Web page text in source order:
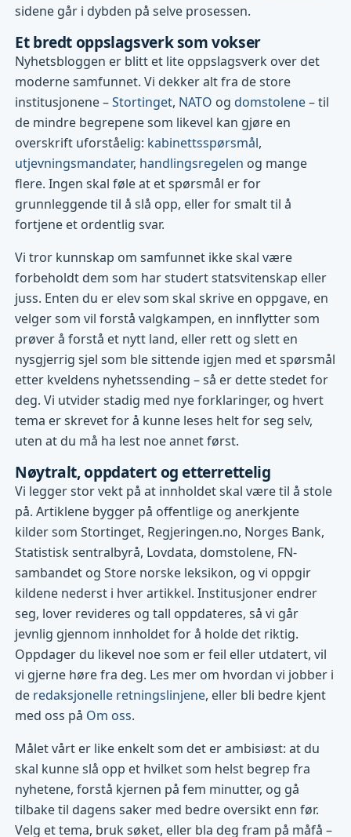
sidene går i dybden på selve prosessen.
Et bredt oppslagsverk som vokser
Nyhetsbloggen er blitt et lite oppslagsverk over det
moderne samfunnet. Vi dekker alt fra de store
institusjonene –Stortinget, NATO ogdomstolene– til
de mindre begrepene som likevel kan gjøre en
overskrift uforståelig: kabinettsspørsmål,
utjevningsmandater, handlingsregelen og mange
flere. Ingen skal føle at et spørsmål er for
grunnleggende til å slå opp, eller for smalt til å
fortjene et ordentlig svar.
Vi tror kunnskap om samfunnet ikke skal være
forbeholdt dem som har studert statsvitenskap eller
juss. Enten du er elev som skal skrive en oppgave, en
velger som vil forstå valgkampen, en innflytter som
prøver å forstå et nytt land, eller rett og slett en
nysgjerrig sjel som ble sittende igjen med et spørsmål
etter kveldens nyhetssending – så er dette stedet for
deg. Vi utvider stadig med nye forklaringer, og hvert
tema er skrevet for å kunne leses helt for seg selv,
uten at du må ha lest noe annet først.
Nøytralt, oppdatert og etterrettelig
Vi legger stor vekt på at innholdet skal være til å stole
på. Artiklene bygger på offentlige og anerkjente
kilder som Stortinget, Regjeringen.no, Norges Bank,
Statistisk sentralbyrå, Lovdata, domstolene, FN-
sambandet og Store norske leksikon, og vi oppgir
kildene nederst i hver artikkel. Institusjoner endrer
seg, lover revideres og tall oppdateres, så vi går
jevnlig gjennom innholdet for å holde det riktig.
Oppdager du likevel noe som er feil eller utdatert, vil
vi gjerne høre fra deg. Les mer om hvordan vi jobber i
de redaksjonelle retningslinjene, eller bli bedre kjent
med oss på Om oss.
Målet vårt er like enkelt som det er ambisiøst: at du
skal kunne slå opp et hvilket som helst begrep fra
nyhetene, forstå kjernen på fem minutter, og gå
tilbake til dagens saker med bedre oversikt enn før.
Velg et tema, bruk søket, eller bla deg fram på måfå –